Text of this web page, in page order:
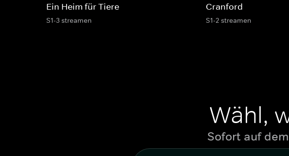
Ein Heim für Tiere
S1-3 streamen
Cranford
S1-2 streamen
Wähl,
Sofort auf